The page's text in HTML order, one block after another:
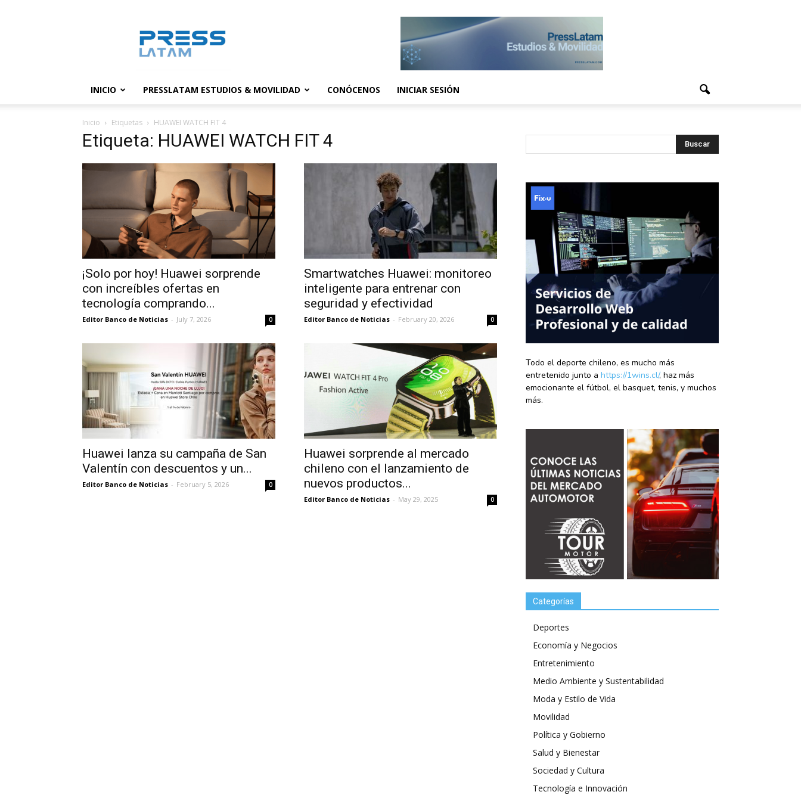
noticias
INICIO PRESSLATAM ESTUDIOS & MOVILIDAD CONÓCENOS INICIAR SESIÓN
Inicio Etiquetas HUAWEI WATCH FIT 4
Etiqueta: HUAWEI WATCH FIT 4
¡Solo por hoy! Huawei sorprende
con increíbles ofertas en
tecnología comprando...
Editor Banco de Noticias - July 7, 2026 0
Smartwatches Huawei: monitoreo
inteligente para entrenar con
seguridad y efectividad
Editor Banco de Noticias - February 20, 2026 0
Huawei lanza su campaña de San
Valentín con descuentos y un...
Editor Banco de Noticias - February 5, 2026 0
Huawei sorprende al mercado
chileno con el lanzamiento de
nuevos productos...
Editor Banco de Noticias - May 29, 2025 0
Todo el deporte chileno, es mucho más
entretenido junto a https://1wins.cl/, haz más
emocionante el fútbol, el basquet, tenis, y muchos
más.
Categorías
Deportes
Economía y Negocios
Entretenimiento
Medio Ambiente y Sustentabilidad
Moda y Estilo de Vida
Movilidad
Política y Gobierno
Salud y Bienestar
Sociedad y Cultura
Tecnología e Innovación